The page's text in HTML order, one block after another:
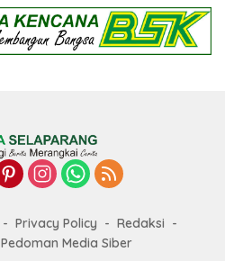
Privacy Policy
Redaksi
Pedoman Media Siber